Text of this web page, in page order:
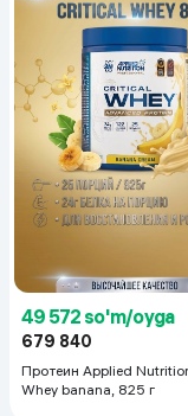
49 572 so'm/oyga
679 840
Протеин Applied
Whey banana, 825 г